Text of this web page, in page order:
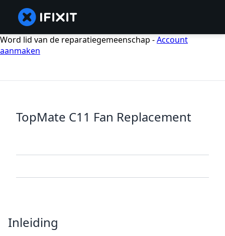
Word lid van de reparatiegemeenschap -Account
aanmaken
TopMate C11 Fan Replacement
Inleiding